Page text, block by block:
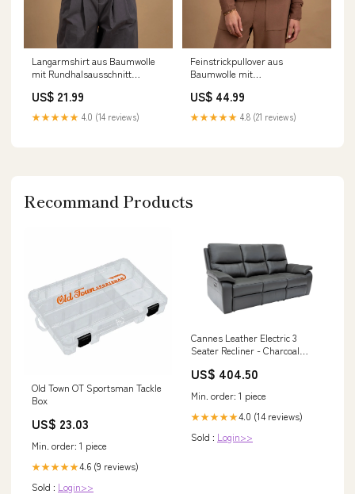
Langarmshirt aus Baumwolle
mit Rundhalsausschnitt
US$ 21.99
★★★★★ 4.0 (14 reviews)
Feinstrickpullover aus
Baumwolle mit
Reverskragen
US$ 44.99
★★★★★ 4.8 (21 reviews)
Recommand Products
Old Town OT Sportsman Tackle
Box
US$ 23.03
Min. order: 1 piece
★★★★★4.6 (9 reviews)
Sold : Login>>
Cannes Leather Electric 3
Seater Recliner - Charcoal
US$ 404.50
Min. order: 1 piece
★★★★★4.0 (14 reviews)
Sold : Login>>